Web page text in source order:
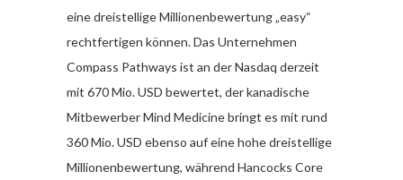
eine dreistellige Millionenbewertung „easy“
rechtfertigen können. Das Unternehmen
Compass Pathways ist an der Nasdaq derzeit
mit 670 Mio. USD bewertet, der kanadische
Mitbewerber Mind Medicine bringt es mit rund
360 Mio. USD ebenso auf eine hohe dreistellige
Millionenbewertung, während Hancocks Core